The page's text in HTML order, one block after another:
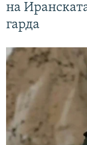
на
гарда